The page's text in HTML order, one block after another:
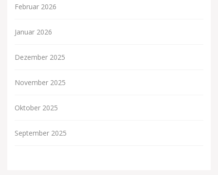
Februar 2026
Januar 2026
Dezember 2025
November 2025
Oktober 2025
September 2025